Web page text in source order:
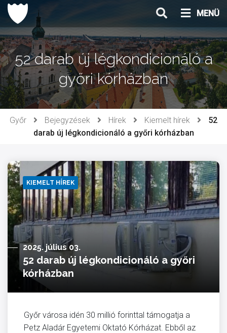
Ugrás
tartalomhoz
MENÜ
52 darab új légkondicionáló a
győri kórházban
Győr Bejegyzések Hírek Kiemelt hírek
52
darab új légkondicionáló a győri kórházban
KIEMELT HÍREK
2025. július 03.
52 darab új légkondicionáló a győri
kórházban
Győr városa idén 30 millió forinttal támogatja a
Petz Aladár Egyetemi Oktató Kórházat. Ebből az